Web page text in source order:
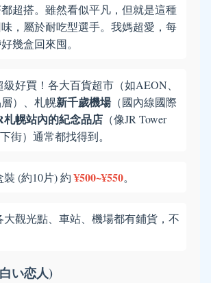
超搭。雖然看似平凡，但就是這種
，屬於耐吃型選手。我媽超愛，每
幾盒回來囤。
級好買！各大百貨超市（如AEON、
）、札幌新千歲機場（國內線國際
札幌站內的紀念品店 （像JR Tower
街）通常都找得到。
裝 (約10片) 約¥500~¥550。
大觀光點、車站、機場都有鋪貨，不
い恋人)